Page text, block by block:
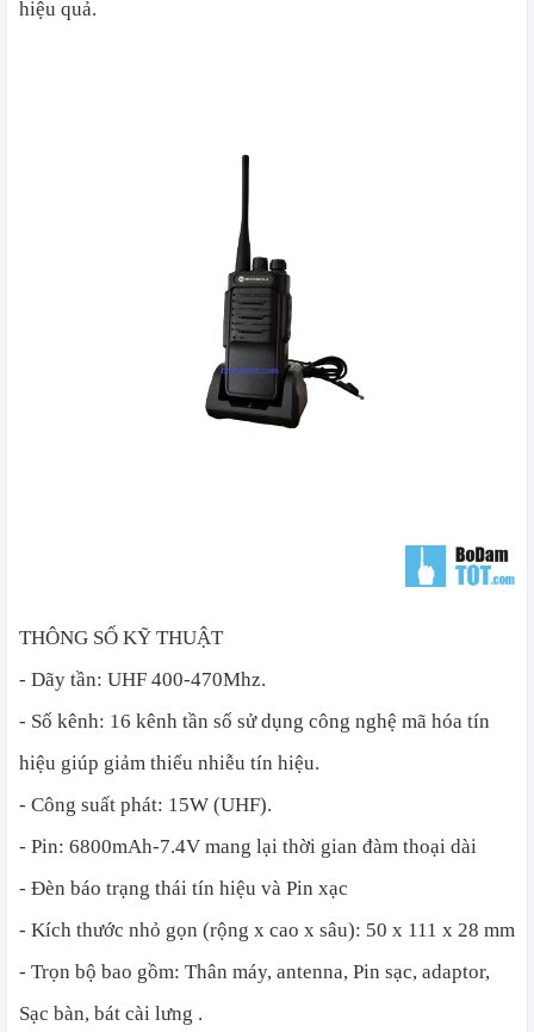
hiệu quả.
THÔNG SỐ KỸ THUẬT
- Dãy tần: UHF 400-470Mhz.
- Số kênh: 16 kênh tần số sử dụng công nghệ mã hóa tín
hiệu giúp giảm thiểu nhiễu tín hiệu.
- Công suất phát: 15W (UHF).
- Pin: 6800mAh-7.4V mang lại thời gian đàm thoại dài
- Đèn báo trạng thái tín hiệu và Pin xạc
- Kích thước nhỏ gọn (rộng x cao x sâu): 50 x 111 x 28 mm
- Trọn bộ bao gồm: Thân máy, antenna, Pin sạc, adaptor,
Sạc bàn, bát cài lưng .